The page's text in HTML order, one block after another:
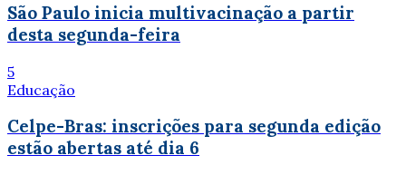
São Paulo inicia multivacinação a partir
desta segunda-feira
5
Educação
Celpe-Bras: inscrições para segunda edição
estão abertas até dia 6